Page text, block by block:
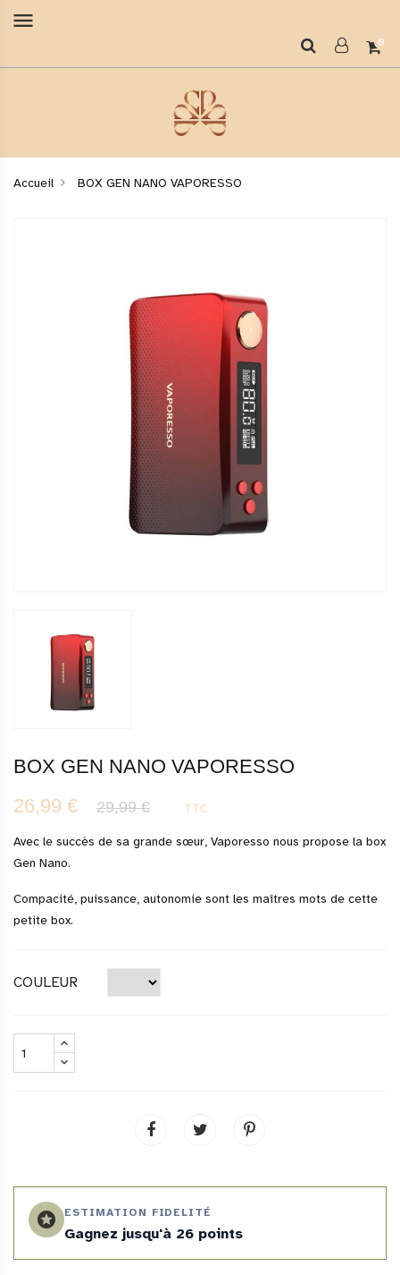
menu
0
Accueil BOX GEN NANO VAPORESSO
BOX GEN NANO VAPORESSO
26,99 €
29,99 € TTC
Avec le succès de sa grande sœur, Vaporesso nous propose la box
Gen Nano.
Compacité, puissance, autonomie sont les maîtres mots de cette
petite box.
COULEUR
stars ESTIMATION FIDELITÉ
Gagnez jusqu'à 26 points